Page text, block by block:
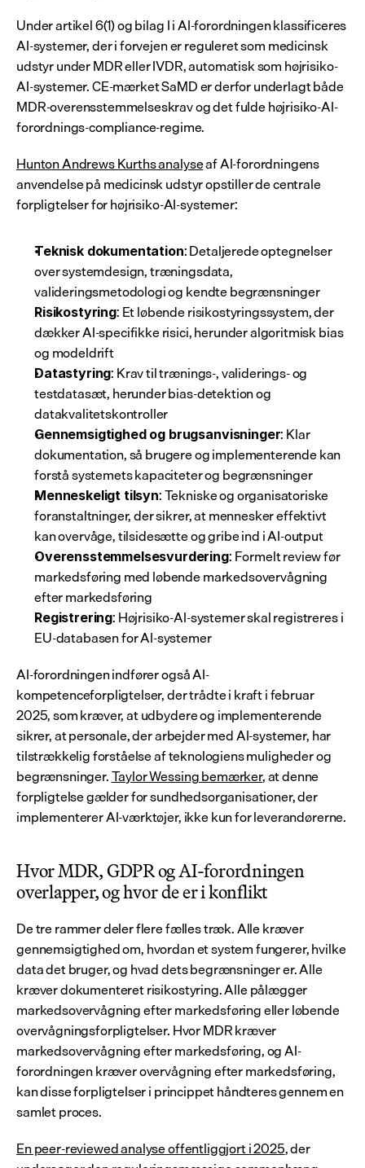
Under artikel 6(1) og bilag I i AI-forordningen klassificeres
AI-systemer, der i forvejen er reguleret som medicinsk
udstyr under MDR eller IVDR, automatisk som højrisiko-
AI-systemer. CE-mærket SaMD er derfor underlagt både
MDR-overensstemmelseskrav og det fulde højrisiko-AI-
forordnings-compliance-regime.
Hunton Andrews Kurths analyse af AI-forordningens
anvendelse på medicinsk udstyr opstiller de centrale
forpligtelser for højrisiko-AI-systemer:
Teknisk dokumentation: Detaljerede optegnelser
over systemdesign, træningsdata,
valideringsmetodologi og kendte begrænsninger
Risikostyring: Et løbende risikostyringssystem, der
dækker AI-specifikke risici, herunder algoritmisk bias
og modeldrift
Datastyring: Krav til trænings-, validerings- og
testdatasæt, herunder bias-detektion og
datakvalitetskontroller
Gennemsigtighed og brugsanvisninger: Klar
dokumentation, så brugere og implementerende kan
forstå systemets kapaciteter og begrænsninger
Menneskeligt tilsyn: Tekniske og organisatoriske
foranstaltninger, der sikrer, at mennesker effektivt
kan overvåge, tilsidesætte og gribe ind i AI-output
Overensstemmelsesvurdering: Formelt review før
markedsføring med løbende markedsovervågning
efter markedsføring
Registrering: Højrisiko-AI-systemer skal registreres i
EU-databasen for AI-systemer
AI-forordningen indfører også AI-
kompetenceforpligtelser, der trådte i kraft i februar
2025, som kræver, at udbydere og implementerende
sikrer, at personale, der arbejder med AI-systemer, har
tilstrækkelig forståelse af teknologiens muligheder og
begrænsninger. Taylor Wessing bemærker, at denne
forpligtelse gælder for sundhedsorganisationer, der
implementerer AI-værktøjer, ikke kun for leverandørerne.
Hvor MDR, GDPR og AI-forordningen
overlapper, og hvor de er i konflikt
De tre rammer deler flere fælles træk. Alle kræver
gennemsigtighed om, hvordan et system fungerer, hvilke
data det bruger, og hvad dets begrænsninger er. Alle
kræver dokumenteret risikostyring. Alle pålægger
markedsovervågning efter markedsføring eller løbende
overvågningsforpligtelser. Hvor MDR kræver
markedsovervågning efter markedsføring, og AI-
forordningen kræver overvågning efter markedsføring,
kan disse forpligtelser i princippet håndteres gennem en
samlet proces.
En peer-reviewed analyse offentliggjort i 2025, der